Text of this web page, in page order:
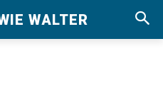
WALTER